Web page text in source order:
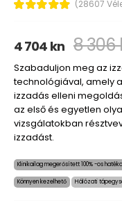
(28607
4 704 kn 8 306
Szabaduljon meg az
technológiával, amely
izzadás elleni
az első és egyetlen
vizsgálatokban
izzadást.
Klinikailag megerősített 100% -os
Könnyen kezelhető Hálózati